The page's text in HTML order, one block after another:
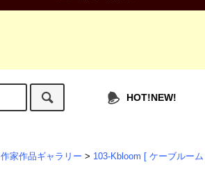
HOT!NEW!
作家作品ギャラリー > 103-Kbloom [ ケーブルーム ]